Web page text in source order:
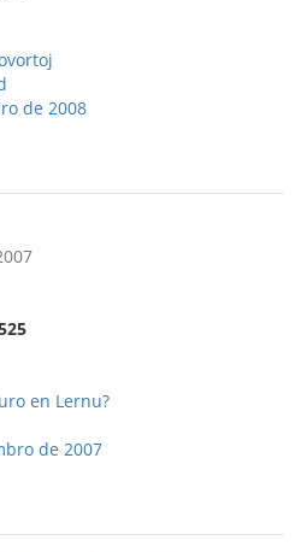
de 2008
en Lernu?
de 2007